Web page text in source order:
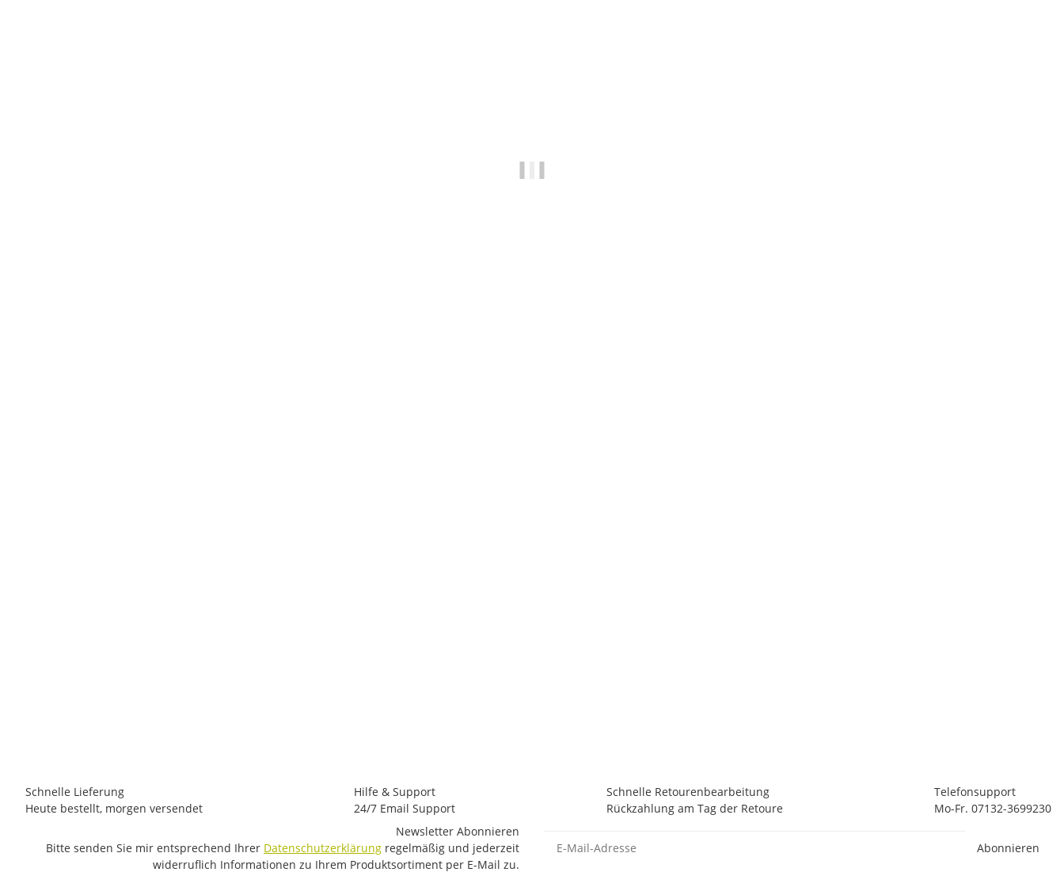
Schnelle Lieferung
Heute bestellt, morgen versendet
Hilfe & Support
24/7 Email Support
Schnelle Retourenbearbeitung
Rückzahlung am Tag der Retoure
Telefonsupport
Mo-Fr. 07132-3699230
Newsletter Abonnieren
Bitte senden Sie mir entsprechend Ihrer Datenschutzerklärung regelmäßig und jederzeit
widerruflich Informationen zu Ihrem Produktsortiment per E-Mail zu.
Abonnieren